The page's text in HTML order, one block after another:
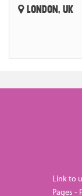
LONDON, UK
Link to
Pages -